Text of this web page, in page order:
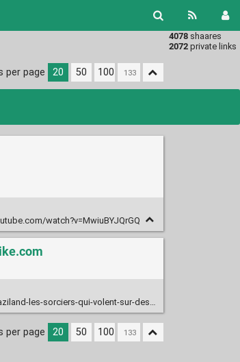
4078 shaares
2072 private links
per page 20 50 100
watch?v=MwiuBYJQrGQ
doivent-rester-sous-une-altitude-de-150-metres-117865342.html
per page 20 50 100